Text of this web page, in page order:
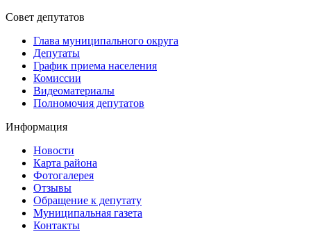
Совет депутатов
Глава муниципального округа
Депутаты
График приема населения
Комиссии
Видеоматериалы
Полномочия депутатов
Информация
Новости
Карта района
Фотогалерея
Отзывы
Обращение к депутату
Муниципальная газета
Контакты